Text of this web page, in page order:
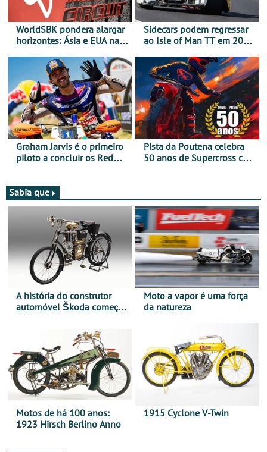
WorldSBK pondera alargar
horizontes: Ásia e EUA na
Sidecars podem regressar
ao Isle of Man TT em 2027
Graham Jarvis é o primeiro
piloto a concluir os Red
Pista da Poutena celebra
50 anos de Supercross com
Sabia que
A história do construtor
automóvel Škoda começou
Moto a vapor é uma força
da natureza
Motos de há 100 anos:
1923 Hirsch Berlino Anno
1915 Cyclone V-Twin